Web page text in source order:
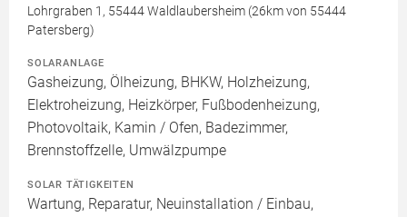
Lohrgraben 1, 55444 Waldlaubersheim (26km von 55444
Patersberg)
SOLARANLAGE
Gasheizung, Ölheizung, BHKW, Holzheizung,
Elektroheizung, Heizkörper, Fußbodenheizung,
Photovoltaik, Kamin / Ofen, Badezimmer,
Brennstoffzelle, Umwälzpumpe
SOLAR TÄTIGKEITEN
Wartung, Reparatur, Neuinstallation / Einbau,